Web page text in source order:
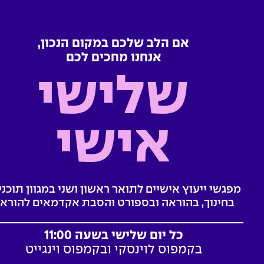
אם הלב שלכם במקום הנכון,
אנחנו מחכים לכם
שלישי
אישי
מפגשי ייעוץ אישיים לתואר ראשון ושני במגוון
בחינוך, בהוראה ובספורט והסבת אקדמאים
כל יום שלישי בשעה 11:00
בקמפוס לוינסקי ובקמפוס וינגייט